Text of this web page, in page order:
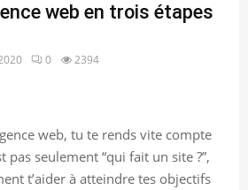
web en trois étapes
0 2394
web, tu te rends vite compte
pas seulement “qui fait un site ?”,
t’aider à atteindre tes objectifs